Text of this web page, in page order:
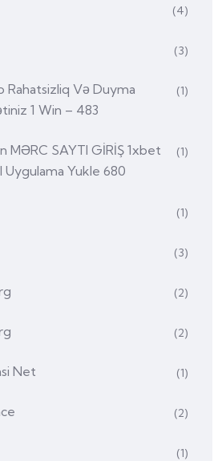
(4)
(3)
Rahatsizliq Və Duyma
1 Win – 483
(1)
MƏRC SAYTI GİRİŞ 1xbet
Yukle 680
(1)
(1)
(3)
(2)
(2)
Net (1)
(2)
(1)